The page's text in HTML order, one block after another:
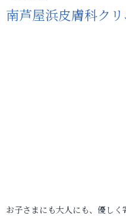
南芦屋浜皮膚科ク
お子さまにも大人にも、優しく